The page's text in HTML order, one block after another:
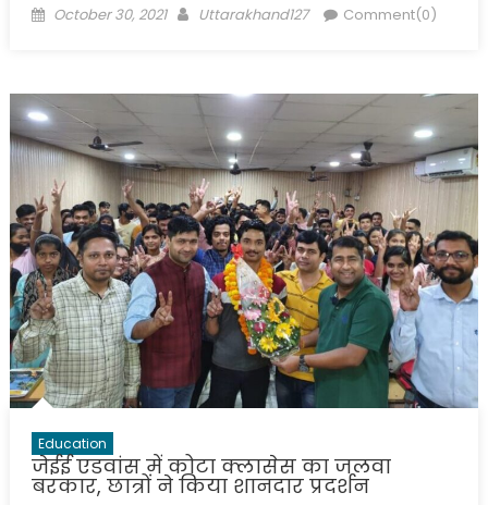
Posted
October 30, 2021 Author
Uttarakhand127 Comment(0)
Education
जेईई एडवांस में कोटा क्लासेस का जलवा
बरकार, छात्रों ने किया शानदार प्रदर्शन